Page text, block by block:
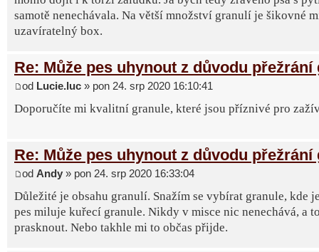
samotě nenechávala. Na větší množství granulí je šikovné
uzavíratelný box.
Re: Může pes uhynout z důvodu přežrání
od Lucie.luc » pon 24. srp 2020 16:10:41
Doporučíte mi kvalitní granule, které jsou příznivé pro
Re: Může pes uhynout z důvodu přežrání
od Andy » pon 24. srp 2020 16:33:04
Důležité je obsahu granulí. Snažím se vybírat granule, kde
pes miluje kuřecí granule. Nikdy v misce nic nenechává, a
prasknout. Nebo takhle mi to občas přijde.